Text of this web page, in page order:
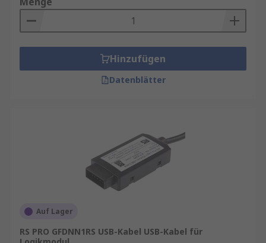
Hinzufügen
Datenblätter
Auf Lager
RS PRO GFDNN1RS USB-Kabel USB-Kabel für